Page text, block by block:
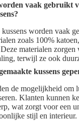
vaak gebruikt
worden vaak
zoals 100%
materialen zorgen
terwijl ze ook
kussens
de mogelijkheid om
Klanten kunnen
wat zorgt voor een
stijl en interieur.